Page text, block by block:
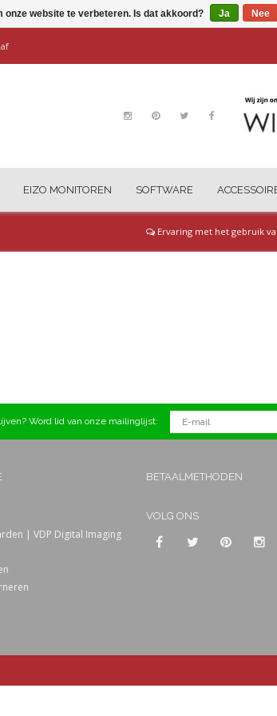
EIZO MONITOREN SOFTWARE
Ervaring met het gebruik
Word lid van onze mailinglijst:
| VDP Digital Imaging
BETAALMETHODEN
VOLG ONS
onze website te verbeteren. Is dat akkoord? Ja Nee